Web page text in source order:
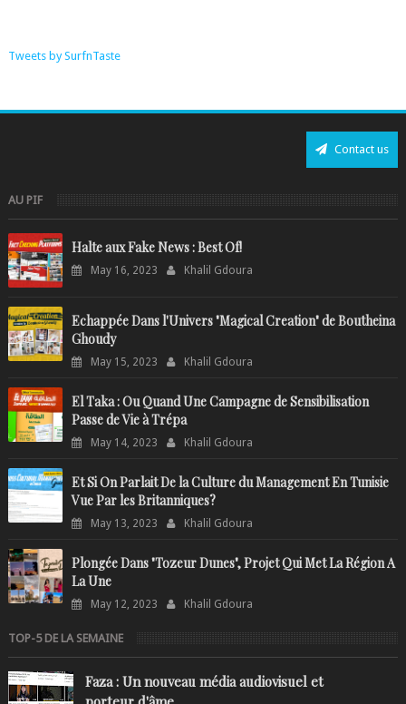
Tweets by SurfnTaste
Contact us
AU PIF
Halte aux Fake News : Best Of!
May 16, 2023 Khalil Gdoura
Echappée Dans l'Univers "Magical Creation" de Boutheina
Ghoudy
May 15, 2023 Khalil Gdoura
El Taka : Ou Quand Une Campagne de Sensibilisation
Passe de Vie à Trépa
May 14, 2023 Khalil Gdoura
Et Si On Parlait De la Culture du Management En Tunisie
Vue Par les Britanniques?
May 13, 2023 Khalil Gdoura
Plongée Dans "Tozeur Dunes", Projet Qui Met La Région A
La Une
May 12, 2023 Khalil Gdoura
TOP-5 DE LA SEMAINE
Faza : Un nouveau média audiovisuel et